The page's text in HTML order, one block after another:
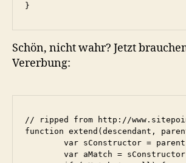
}
Schön, nicht wahr? Jetzt
Vererbung:
// ripped from http://
function extend(descendant,